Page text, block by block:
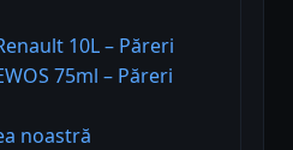
10L – Păreri
75ml – Păreri
noastră